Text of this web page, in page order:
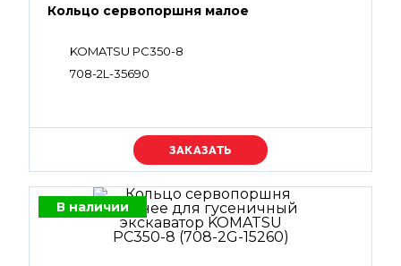
Кольцо сервопоршня малое
KOMATSU PC350-8
708-2L-35690
Уточняйте цену
В наличии